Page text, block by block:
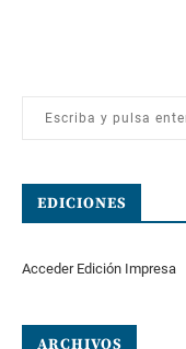
EDICIONES
Acceder Edición Impresa